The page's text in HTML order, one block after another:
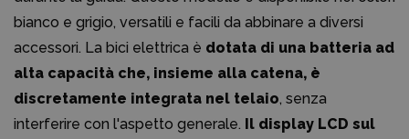
bianco e grigio, versatili e facili da abbinare a diversi
accessori. La bici elettrica è dotata di una batteria ad
alta capacità che, insieme alla catena, è
discretamente integrata nel telaio, senza
interferire con l'aspetto generale. Il display LCD sul